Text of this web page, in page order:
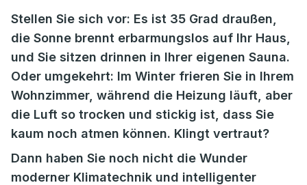
Stellen Sie sich vor: Es ist 35 Grad draußen,
die Sonne brennt erbarmungslos auf Ihr Haus,
und Sie sitzen drinnen in Ihrer eigenen Sauna.
Oder umgekehrt: Im Winter frieren Sie in Ihrem
Wohnzimmer, während die Heizung läuft, aber
die Luft so trocken und stickig ist, dass Sie
kaum noch atmen können. Klingt vertraut?
Dann haben Sie noch nicht die Wunder
moderner Klimatechnik und intelligenter